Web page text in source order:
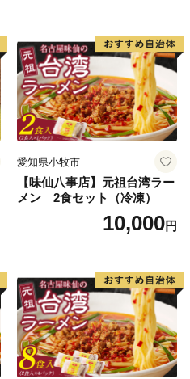
愛知県小牧市
【味仙八事店】元祖台湾ラー
メン 2食セット（冷凍）
10,000円